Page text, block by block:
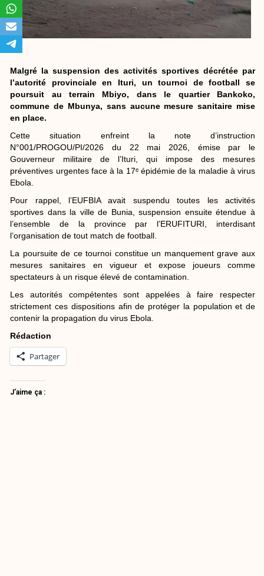
Malgré la suspension des activités sportives décrétée par
l’autorité provinciale en Ituri, un tournoi de football se
poursuit au terrain Mbiyo, dans le quartier Bankoko,
commune de Mbunya, sans aucune mesure sanitaire mise
en place.
Cette situation enfreint la note d’instruction
N°001/PROGOU/PI/2026 du 22 mai 2026, émise par le
Gouverneur militaire de l’Ituri, qui impose des mesures
préventives urgentes face à la 17ᵉ épidémie de la maladie à virus
Ebola.
Pour rappel, l’EUFBIA avait suspendu toutes les activités
sportives dans la ville de Bunia, suspension ensuite étendue à
l’ensemble de la province par l’ERUFITURI, interdisant
l’organisation de tout match de football.
La poursuite de ce tournoi constitue un manquement grave aux
mesures sanitaires en vigueur et expose joueurs comme
spectateurs à un risque élevé de contamination.
Les autorités compétentes sont appelées à faire respecter
strictement ces dispositions afin de protéger la population et de
contenir la propagation du virus Ebola.
Rédaction
Partager
J’aime ça :